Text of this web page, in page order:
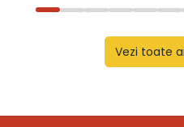
Vezi toate